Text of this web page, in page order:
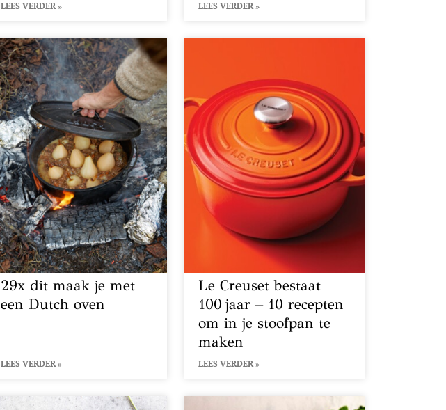
LEES VERDER » LEES VERDER »
29x dit maak je met
een Dutch oven
LEES VERDER »
Le Creuset bestaat
100 jaar – 10 recepten
om in je stoofpan te
maken
LEES VERDER »